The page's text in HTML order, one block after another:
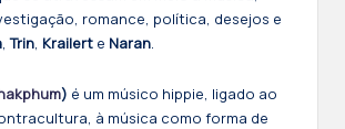
romance, política, desejos e
,Trin, Krailert e Naran.
) é um músico hippie, ligado ao
à música como forma de